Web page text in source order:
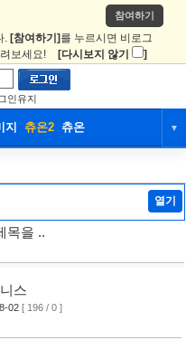
참여하기
. [참여하기] 를 누르시면 비로그
보세요! [다시보지 않기 ]
인유지
지 츄온2 츄온 ▼
열기
목을 ..
스
02 [ 196 / 0 ]